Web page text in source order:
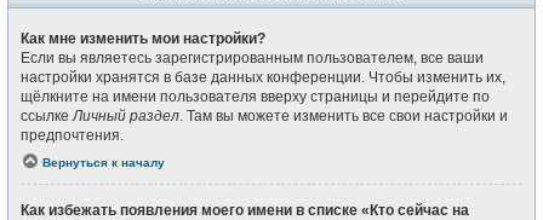
Как мне изменить мои настройки?
Если вы являетесь зарегистрированным пользователем, все ваши
настройки хранятся в базе данных конференции. Чтобы изменить их,
щёлкните на имени пользователя вверху страницы и перейдите по
ссылкеЛичный раздел. Там вы можете изменить все свои настройки и
предпочтения.
Вернуться к началу
Как избежать появления моего имени в списке «Кто сейчас на